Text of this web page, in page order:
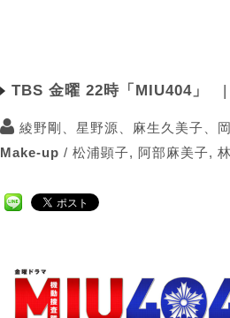
TBS 金曜 22時「MIU404」
綾野剛、星野源、麻生久美子、
Make-up / 松浦顕子, 阿部麻美子,